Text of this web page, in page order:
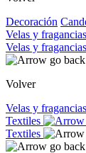
Decoración
Velas y fragancias
Velas y fragancias
Volver
Velas y fragancias
Textiles
Textiles